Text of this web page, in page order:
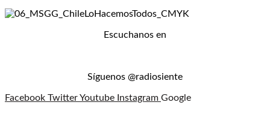
Escuchanos en
Síguenos @radiosiente
Facebook TwitterYoutube Instagram Google